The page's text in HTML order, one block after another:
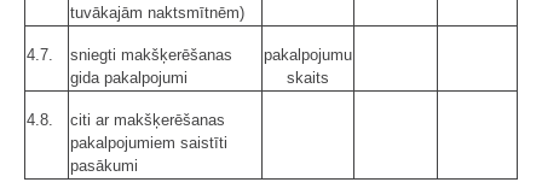
tuvākajām naktsmītnēm)
4.7.
sniegti makšķerēšanas
gida pakalpojumi
pakalpojumu
skaits
4.8.
citi ar makšķerēšanas
pakalpojumiem saistīti
pasākumi